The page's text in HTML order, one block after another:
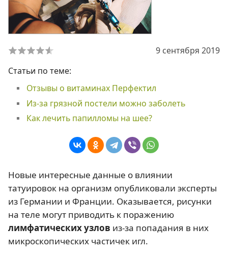
9 сентября 2019
Статьи по теме:
Отзывы о витаминах Перфектил
Из-за грязной постели можно заболеть
Как лечить папилломы на шее?
Новые интересные данные о влиянии
татуировок на организм опубликовали эксперты
из Германии и Франции. Оказывается, рисунки
на теле могут приводить к поражению
лимфатических узлов из-за попадания в них
микроскопических частичек игл.